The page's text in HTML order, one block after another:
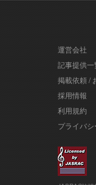
運営会社
記事提供一
掲載依頼 /
採用情報
利用規約
プライバ